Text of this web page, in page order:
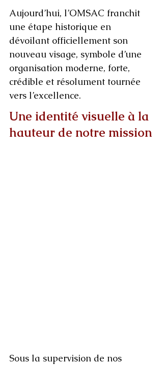
Aujourd’hui, l’OMSAC franchit
une étape historique en
dévoilant officiellement son
nouveau visage, symbole d’une
organisation moderne, forte,
crédible et résolument tournée
vers l’excellence.
Une identité visuelle à la
hauteur de notre mission
Sous la supervision de nos